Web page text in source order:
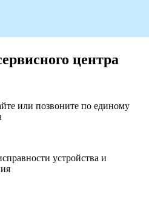
центра
или позвоните по единому
устройства и